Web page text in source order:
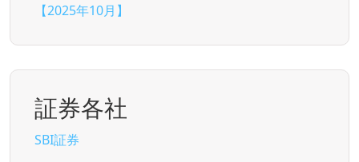
【2025年10月】
証券各社
SBI証券